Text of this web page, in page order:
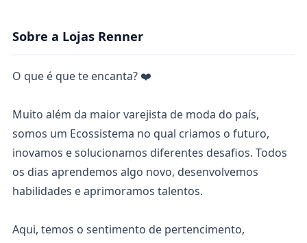
Sobre a Lojas Renner
O que é que te encanta? ❤️
Muito além da maior varejista de moda do país,
somos um Ecossistema no qual criamos o futuro,
inovamos e solucionamos diferentes desafios. Todos
os dias aprendemos algo novo, desenvolvemos
habilidades e aprimoramos talentos.
Aqui, temos o sentimento de pertencimento,